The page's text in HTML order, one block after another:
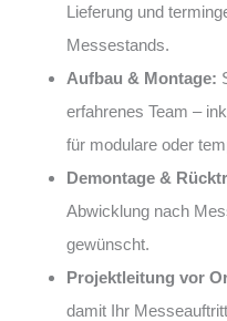
Lieferung und
Messestands.
Aufbau & Montage:
erfahrenes Team –
für modulare oder
Demontage &
Abwicklung nach
gewünscht.
Projektleitung vor
damit Ihr